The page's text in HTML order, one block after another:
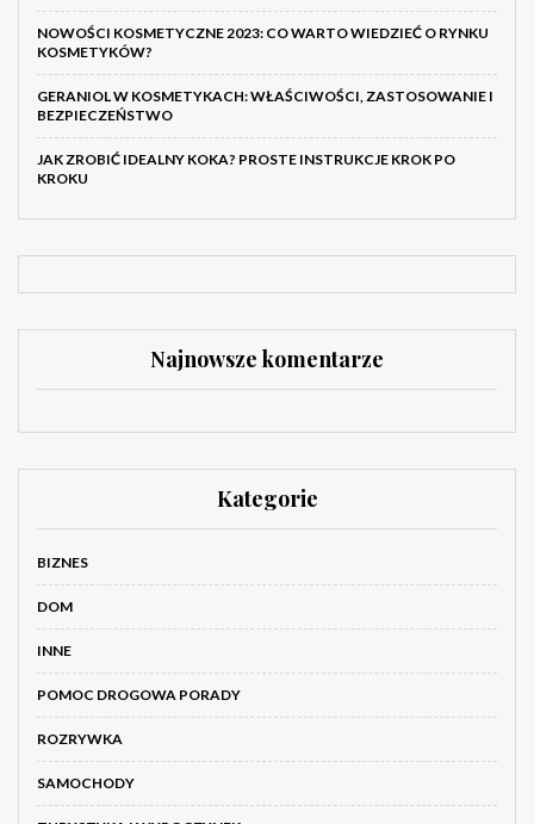
NOWOŚCI KOSMETYCZNE 2023: CO WARTO WIEDZIEĆ O RYNKU
KOSMETYKÓW?
GERANIOL W KOSMETYKACH: WŁAŚCIWOŚCI, ZASTOSOWANIE I
BEZPIECZEŃSTWO
JAK ZROBIĆ IDEALNY KOKA? PROSTE INSTRUKCJE KROK PO
KROKU
Najnowsze komentarze
Kategorie
BIZNES
DOM
INNE
POMOC DROGOWA PORADY
ROZRYWKA
SAMOCHODY